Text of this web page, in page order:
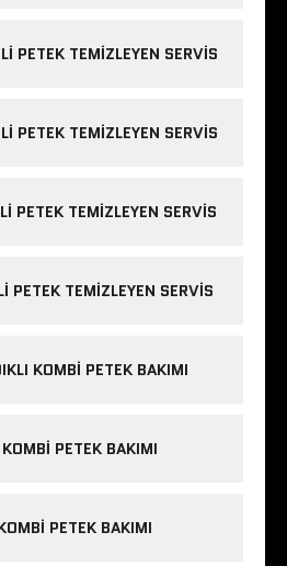
PETEK TEMIZLEYEN SERVIS
PETEK TEMIZLEYEN SERVIS
PETEK TEMIZLEYEN SERVIS
PETEK TEMIZLEYEN SERVIS
KOMBI PETEK BAKIMI
PETEK BAKIMI
PETEK BAKIMI